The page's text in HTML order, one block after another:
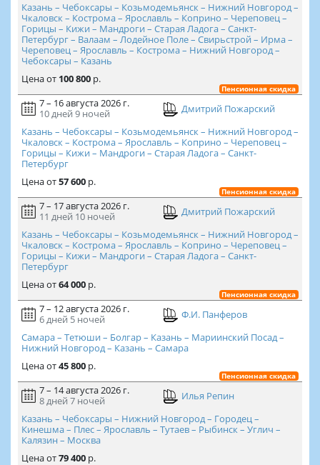
Казань – Чебоксары – Козьмодемьянск – Нижний Новгород –
Чкаловск – Кострома – Ярославль – Коприно – Череповец –
Горицы – Кижи – Мандроги – Старая Ладога – Санкт-
Петербург – Валаам – Лодейное Поле – Свирьстрой – Ирма –
Череповец – Ярославль – Кострома – Нижний Новгород –
Чебоксары – Казань
Ценаот 100 800р.
Пенсионная скидка
7 – 16 августа 2026 г.
10 дней 9 ночей
Дмитрий Пожарский
Казань – Чебоксары – Козьмодемьянск – Нижний Новгород –
Чкаловск – Кострома – Ярославль – Коприно – Череповец –
Горицы – Кижи – Мандроги – Старая Ладога – Санкт-
Петербург
Ценаот57 600р.
Пенсионная скидка
7 – 17 августа 2026 г.
11 дней 10 ночей
Дмитрий Пожарский
Казань – Чебоксары – Козьмодемьянск – Нижний Новгород –
Чкаловск – Кострома – Ярославль – Коприно – Череповец –
Горицы – Кижи – Мандроги – Старая Ладога – Санкт-
Петербург
Ценаот64 000р.
Пенсионная скидка
7 – 12 августа 2026 г.
6 дней 5 ночей
Ф.И. Панферов
Самара – Тетюши – Болгар – Казань – Мариинский Посад –
Нижний Новгород – Казань – Самара
Ценаот45 800р.
Пенсионная скидка
7 – 14 августа 2026 г.
8 дней 7 ночей
Илья Репин
Казань – Чебоксары – Нижний Новгород – Городец –
Кинешма – Плес – Ярославль – Тутаев – Рыбинск – Углич –
Калязин – Москва
Ценаот79 400р.